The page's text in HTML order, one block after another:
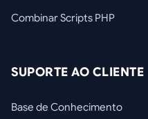
Combinar Scripts PHP
SUPORTE AO CLIENTE
Base de Conhecimento